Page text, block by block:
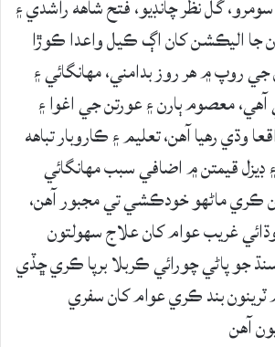
گل نظر چانڊيو، فتح شاهه راشدي ۽
جا اليڪشن کان اڳ ڪيل واعدا ڪوڙا
جي روپ ۾ هر روز بدامني، مهانگائي ۽
معصوم ٻارن ۽ عورتن جي اغوا ۽
وڌي رهيا آهن، تعليم ۽ ڪاروبار تباهه
۽ ڊيزل قيمتن ۾ اضافي سبب مهانگائي
ڪري ماڻهو خودڪشي تي مجبور آهن،
غريب عوام کان علاج سهولتون
جو پاڻي چورائي ڪربلا برپا ڪري ڇڏي
بند ڪري عوام کان سفري
آهن